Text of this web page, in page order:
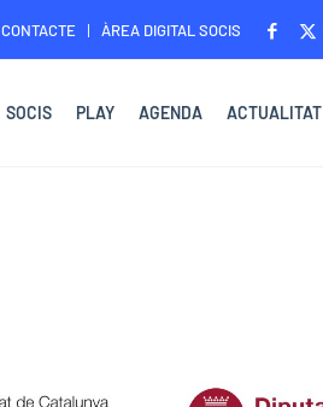
CONTACTE ÀREA DIGITAL SOCIS
SOCIS PLAY AGENDA ACTUALITAT